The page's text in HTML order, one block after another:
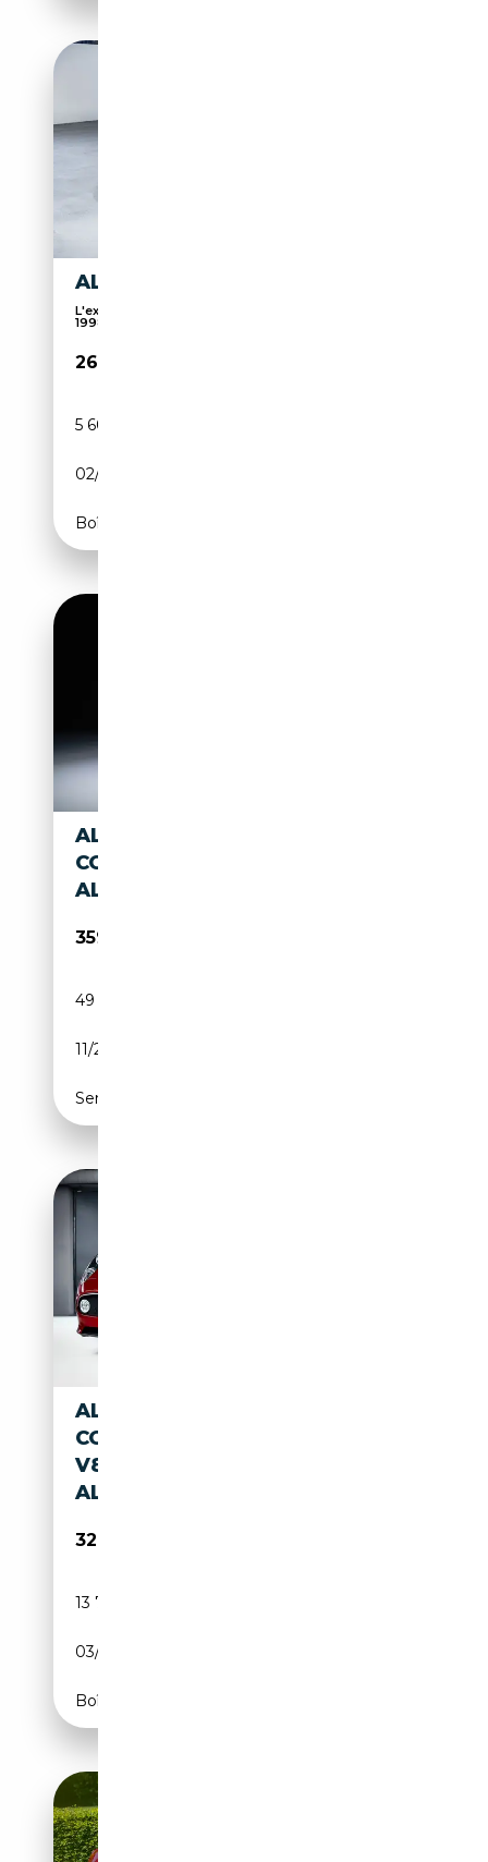
ALFA ROMEO 8C 8C SPIDER
L'expertise automobile a votre service depuis
1998
268 000€
5 600 km
02/2011
Boîte automatique
ALFA ROMEO 8C
COMPETIZIONE - 'ROSSO
ALFA' WITH BLACK LEATHER
359 000€
49 600 km
11/2008
Semi-automatique
ALFA ROMEO 8C
COMPETIZIONE 4.7
V8°351/500°ROSSO
ALFA°XPEL°CARBON
329 990€
13 740 km
03/2009
Boîte automatique